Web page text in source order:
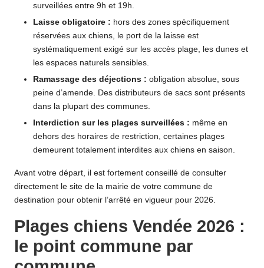
surveillées entre 9h et 19h.
Laisse obligatoire : hors des zones spécifiquement
réservées aux chiens, le port de la laisse est
systématiquement exigé sur les accès plage, les dunes et
les espaces naturels sensibles.
Ramassage des déjections : obligation absolue, sous
peine d’amende. Des distributeurs de sacs sont présents
dans la plupart des communes.
Interdiction sur les plages surveillées : même en
dehors des horaires de restriction, certaines plages
demeurent totalement interdites aux chiens en saison.
Avant votre départ, il est fortement conseillé de consulter
directement le site de la mairie de votre commune de
destination pour obtenir l’arrêté en vigueur pour 2026.
Plages chiens Vendée 2026 :
le point commune par